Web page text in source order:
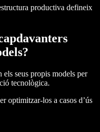
productiva defineix
els seus propis models per
tecnològica.
optimitzar-los a casos d’ús